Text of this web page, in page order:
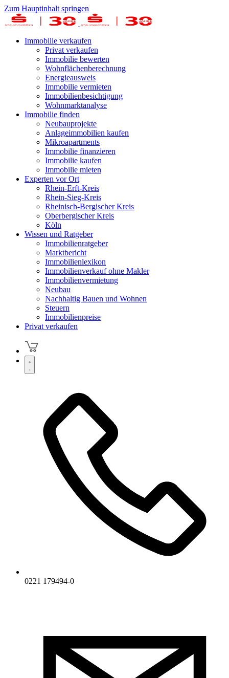
Zum Hauptinhalt springen
Immobilie verkaufen
Privat verkaufen
Immobilie bewerten
Wohnflächenberechnung
Energieausweis
Immobilie vermieten
Immobilienbesichtigung
Wohnmarktanalyse
Immobilie finden
Neubauprojekte
Anlageimmobilien kaufen
Mikroapartments
Immobilie finanzieren
Immobilie kaufen
Immobilie mieten
Experten vor Ort
Rhein-Erft-Kreis
Rhein-Sieg-Kreis
Rheinisch-Bergischer Kreis
Oberbergischer Kreis
Köln
Wissen und Ratgeber
Immobilienratgeber
Marktbericht
Immobilienlexikon
Immobilienverkauf ohne Makler
Immobilienvermietung
Neubau
Nachhaltig Bauen und Wohnen
Steuern
Immobilienpreise
Privat verkaufen
0221 179494-0